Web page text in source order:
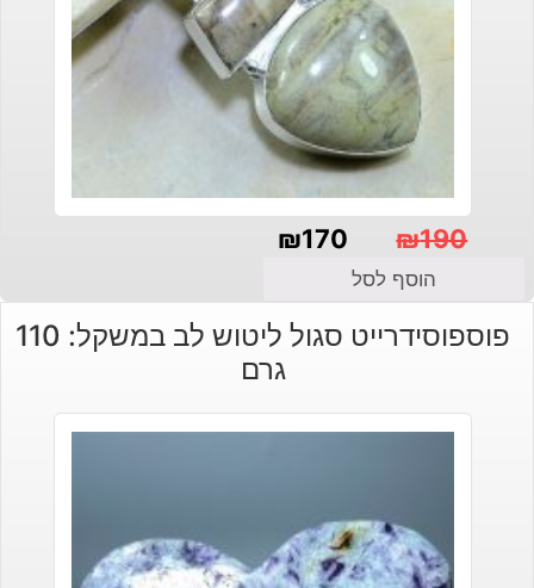
₪190
המקורי
היה:
₪170
הנוכחי
הוא:
הוסף לסל
פוספוסידרייט סגול ליטוש לב במשקל: 110
גרם